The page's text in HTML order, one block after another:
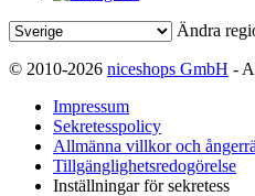
Ändra
© 2010-2026 niceshops GmbH -
Impressum
Sekretesspolicy
Allmänna villkor och
Tillgänglighetsredogörelse
Inställningar för sekretess